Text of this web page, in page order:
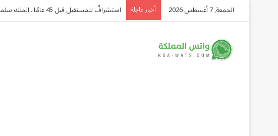
الجمعة, 7 أغسطس 2026 أخبار عاجلة استشرافٌ للمستقبل قبل 45 عامًا.. الملك سلمان: «الدرعية مدينة الماضي والحاضر والمستقبل»